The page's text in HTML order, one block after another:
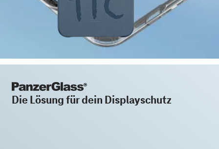
Die Lösung für dein Displayschutz